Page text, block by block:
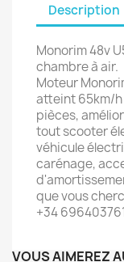
Description
Monorim 48v
chambre à air.
Moteur
atteint 65km/h
pièces,
tout scooter
véhicule
carénage,
que vous
+34
VOUS AIMEREZ